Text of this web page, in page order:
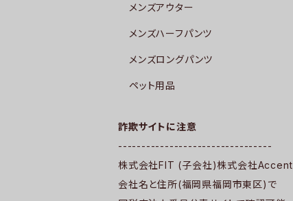
メンズアウター
メンズハーフパンツ
メンズロングパンツ
ペット用品
詐欺サイトに注意
---------------------------------
株式会社FIT (子会社)株式会社Accent
会社名と住所(福岡県福岡市東区)で